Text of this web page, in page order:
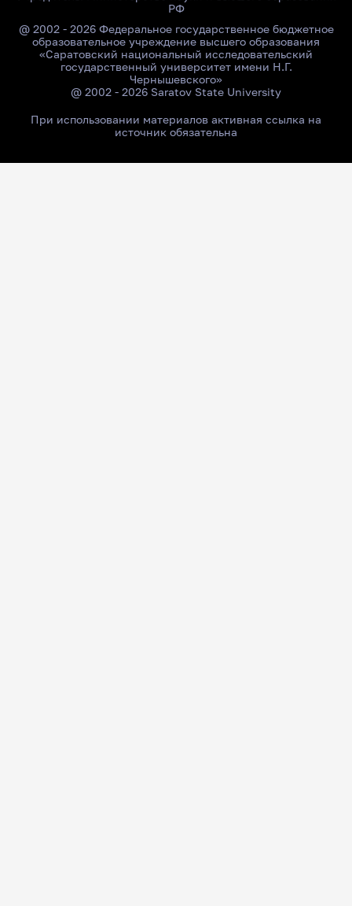
РФ
@ 2002 - 2026 Федеральное государственное бюджетное
образовательное учреждение высшего образования
«Саратовский национальный исследовательский
государственный университет имени Н.Г.
Чернышевского»
@ 2002 - 2026 Saratov State University
При использовании материалов активная ссылка на
источник обязательна